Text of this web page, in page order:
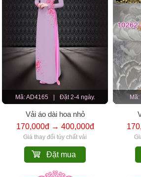
Mã: AD4165 Đặt 2-4 ngày.
Vải áo dài hoa nhỏ
170,000đ → 400,000đ
Giá thay đổi tùy chất vải
Đặt mua